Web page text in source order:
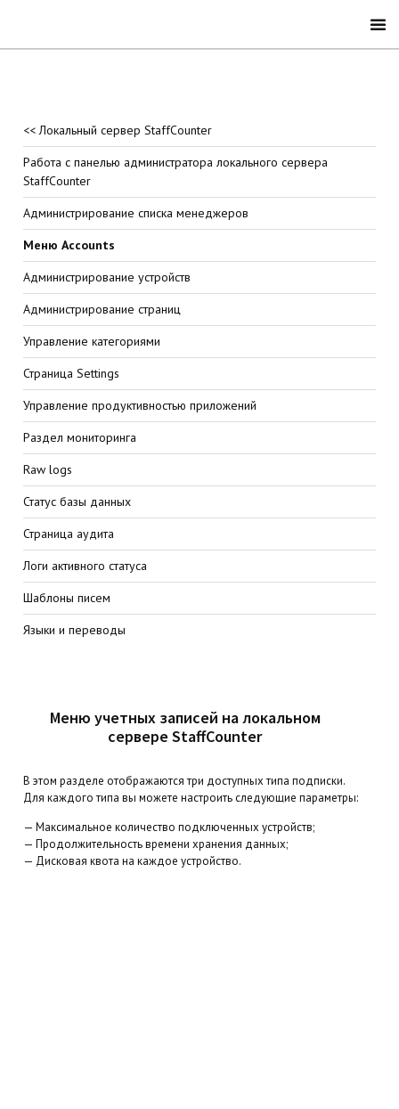
<< Локальный сервер StaffCounter
Работа с панелью администратора локального сервера
StaffCounter
Администрирование списка менеджеров
Меню Accounts
Администрирование устройств
Администрирование страниц
Управление категориями
Страница Settings
Управление продуктивностью приложений
Раздел мониторинга
Raw logs
Статус базы данных
Страница аудита
Логи активного статуса
Шаблоны писем
Языки и переводы
Меню учетных записей на локальном
сервере StaffCounter
В этом разделе отображаются три доступных типа подписки.
Для каждого типа вы можете настроить следующие параметры:
— Максимальное количество подключенных устройств;
— Продолжительность времени хранения данных;
— Дисковая квота на каждое устройство.